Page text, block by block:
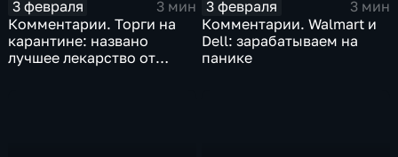
3 февраля
3 мин
Комментарии. Торги на
карантине: названо
лучшее лекарство от
3 февраля
3 мин
Комментарии. Walmart и
Dell: зарабатываем на
панике